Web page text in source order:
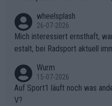
ganze Team auch mental
olg teilzuhaben, ist ihm ganz
chen weit über den Radsport
wheelsplash
26-07-2026
Mich interessiert ernsthaft,
estalt, bei Radsport aktuell
Wurm
15-07-2026
Auf Sport1 läuft noch was
V?